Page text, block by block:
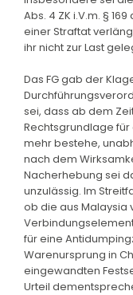
Abs. 4 ZK i.V.m. §
einer Straftat
ihr nicht zur Last
Das FG gab der
sei, dass ab dem
Rechtsgrundlage
mehr bestehe,
nach dem
Nacherhebung sei
unzulässig. Im
ob die aus
für eine
Warenursprung in
eingewandten
Urteil